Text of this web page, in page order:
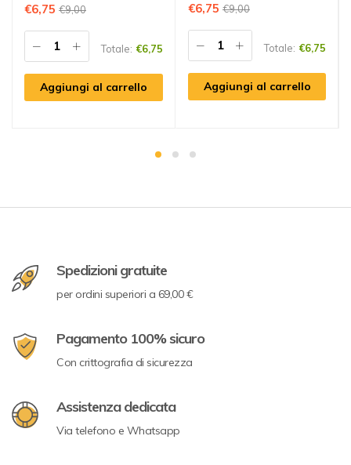
€9,00
€6,75
Totale: €6,75
Aggiungi al carrello
€9,00
€6,75
Totale: €6,75
Aggiungi al carrello
Spedizioni gratuite
per ordini superiori a 69,00 €
Pagamento 100% sicuro
Con crittografia di sicurezza
Assistenza dedicata
Via telefono e Whatsapp